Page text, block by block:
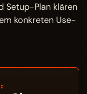
Setup-Plan klären
konkreten Use-